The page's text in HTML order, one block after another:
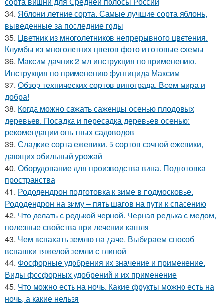
34. Яблони летние сорта. Самые лучшие сорта яблонь,
выведенные за последние годы
35. Цветник из многолетников непрерывного цветения.
Клумбы из многолетних цветов фото и готовые схемы
36. Максим дачник 2 мл инструкция по применению.
Инструкция по применению фунгицида Максим
37. Обзор технических сортов винограда. Всем мира и
добра!
38. Когда можно сажать саженцы осенью плодовых
деревьев. Посадка и пересадка деревьев осенью:
рекомендации опытных садоводов
39. Сладкие сорта ежевики. 5 сортов сочной ежевики,
дающих обильный урожай
40. Оборудование для производства вина. Подготовка
пространства
41. Рододендрон подготовка к зиме в подмосковье.
Рододендрон на зиму – пять шагов на пути к спасению
42. Что делать с редькой черной. Черная редька с медом,
полезные свойства при лечении кашля
43. Чем вспахать землю на даче. Выбираем способ
вспашки тяжелой земли с глиной
44. Фосфорные удобрения их значение и применение.
Виды фосфорных удобрений и их применение
45. Что можно есть на ночь. Какие фрукты можно есть на
ночь, а какие нельзя